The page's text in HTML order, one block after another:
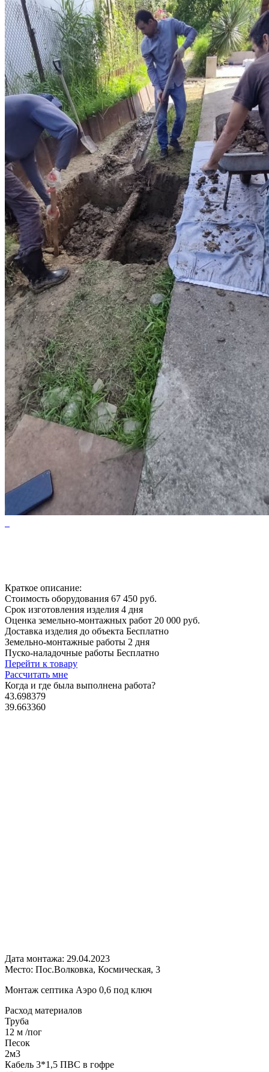
Краткое описание:
Стоимость оборудования 67 450 руб.
Срок изготовления изделия 4 дня
Оценка земельно-монтажных работ 20 000 руб.
Доставка изделия до объекта Бесплатно
Земельно-монтажные работы 2 дня
Пуско-наладочные работы Бесплатно
Перейти к товару
Рассчитать мне
Когда и где была выполнена работа?
43.698379
39.663360
Дата монтажа: 29.04.2023
Место: Пос.Волковка, Космическая, 3
Монтаж септика Аэро 0,6 под ключ
Расход материалов
Труба
12 м /пог
Песок
2м3
Кабель 3*1,5 ПВС в гофре